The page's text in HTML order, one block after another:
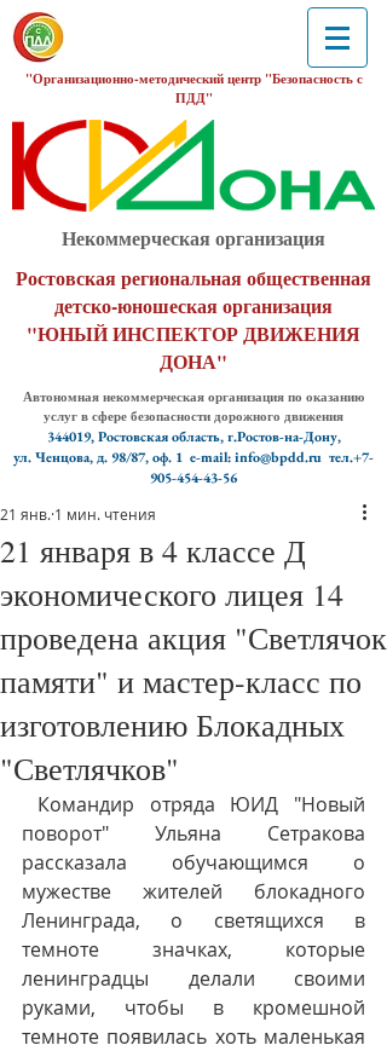
"Организационно-методический центр "Безопасность с
ПДД"
Некоммерческая организация
Ростовская региональная общественная
детско-юношеская организация
"ЮНЫЙ ИНСПЕКТОР ДВИЖЕНИЯ
ДОНА"
Автономная некоммерческая организация по оказанию
услуг в сфере безопасности дорожного движения
344019, Ростовская область, г.Ростов-на-Дону,
ул. Ченцова, д. 98/87, оф. 1 e-mail: info@bpdd.ru тел.+7-
905-454-43-56
21 января в 4 классе Д
экономического лицея 14
проведена акция "Светлячок
памяти" и мастер-класс по
изготовлению Блокадных
"Светлячков"
21 янв. 1 мин. чтения
Командир отряда ЮИД "Новый
поворот" Ульяна Сетракова
рассказала обучающимся о
мужестве жителей блокадного
Ленинграда, о светящихся в
темноте значках, которые
ленинградцы делали своими
руками, чтобы в кромешной
темноте появилась хоть маленькая